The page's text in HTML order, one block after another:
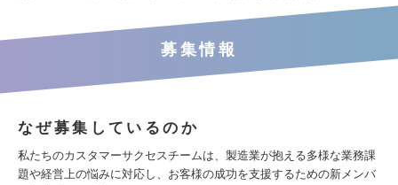
募集情報
なぜ募集しているのか
私たちのカスタマーサクセスチームは、製造業が抱える多様な業務課
題や経営上の悩みに対応し、お客様の成功を支援するための新メンバ